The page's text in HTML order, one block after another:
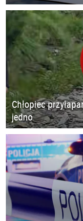
Chłopiec
jedno